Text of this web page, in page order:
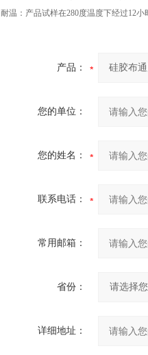
耐温：产品试样在280度温度下经过12小
产品：
您的单位：
您的姓名：
联系电话：
常用邮箱：
省份：
详细地址：